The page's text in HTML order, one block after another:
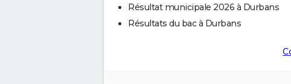
Résultat municipale 2026 à Durbans
Résultats du bac à Durbans